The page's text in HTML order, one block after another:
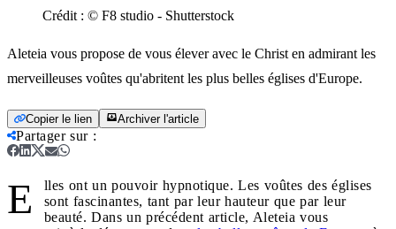
Crédit : © F8 studio - Shutterstock
Aleteia vous propose de vous élever avec le Christ en admirant les
merveilleuses voûtes qu'abritent les plus belles églises d'Europe.
Copier le lien Archiver l'article
Partager sur:
E
lles ont un pouvoir hypnotique. Les voûtes des églises
sont fascinantes, tant par leur hauteur que par leur
beauté. Dans un précédent article, Aleteia vous